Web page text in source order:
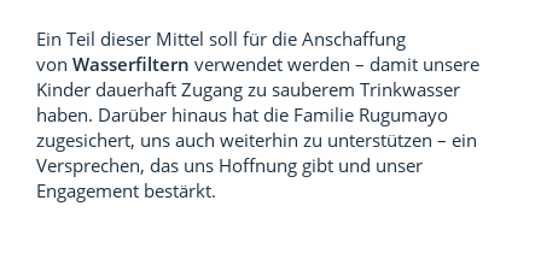
Ein Teil dieser Mittel soll für die Anschaffung
von Wasserfiltern verwendet werden – damit unsere
Kinder dauerhaft Zugang zu sauberem Trinkwasser
haben. Darüber hinaus hat die Familie Rugumayo
zugesichert, uns auch weiterhin zu unterstützen – ein
Versprechen, das uns Hoffnung gibt und unser
Engagement bestärkt.